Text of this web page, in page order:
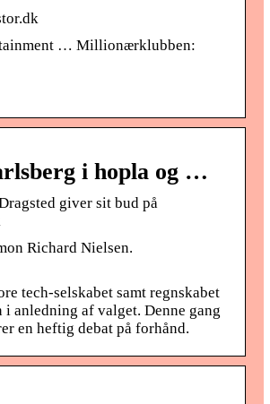
… Millionærklubben:
i hopla og …
giver sit bud på
Richard Nielsen.
tech-selskabet samt regnskabet
anledning af valget. Denne gang
en heftig debat på forhånd.